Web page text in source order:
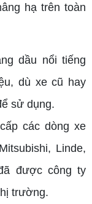
hạ trên toàn
dầu nổi tiếng
dù xe cũ hay
sử dụng.
các dòng xe
Linde,
được công ty
trường.